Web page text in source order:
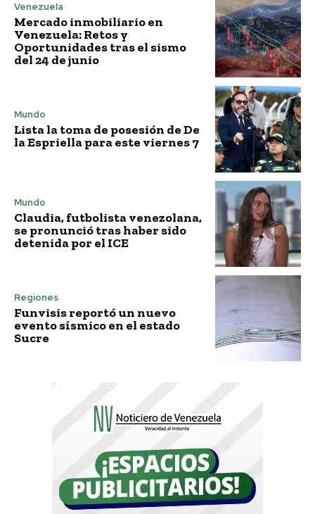
Venezuela
Mercado inmobiliario en
Venezuela: Retos y
Oportunidades tras el sismo
del 24 de junio
Mundo
Lista la toma de posesión de De
la Espriella para este viernes 7
Mundo
Claudia, futbolista venezolana,
se pronunció tras haber sido
detenida por el ICE
Regiones
Funvisis reportó un nuevo
evento sísmico en el estado
Sucre